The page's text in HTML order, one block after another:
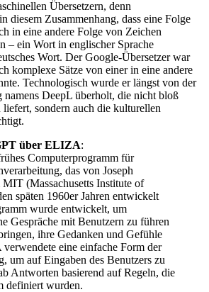
Übersetzern, denn
diesem Zusammenhang, dass eine Folge
in eine andere Folge von Zeichen
– ein Wort in englischer Sprache
Wort. Der Google-Übersetzer war
komplexe Sätze von einer in eine andere
Technologisch wurde er längst von der
DeepL überholt, die nicht bloß
sondern auch die kulturellen
über ELIZA:
Computerprogramm für
das von Joseph
MIT (Massachusetts Institute of
späten 1960er Jahren entwickelt
wurde entwickelt, um
Gespräche mit Benutzern zu führen
ihre Gedanken und Gefühle
eine einfache Form der
um auf Eingaben des Benutzers zu
Antworten basierend auf Regeln, die
definiert wurden.